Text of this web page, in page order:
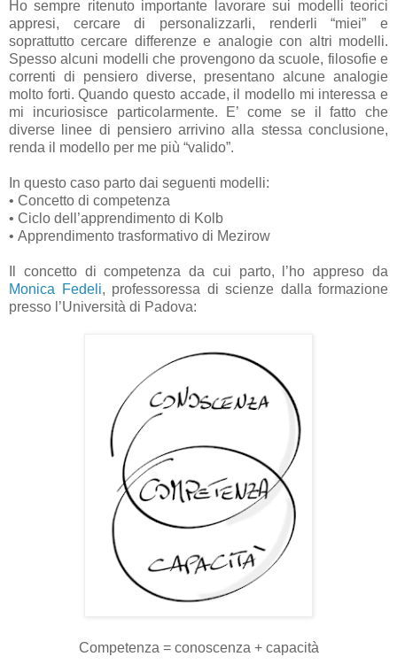
Ho sempre ritenuto importante lavorare sui modelli teorici
appresi, cercare di personalizzarli, renderli “miei” e
soprattutto cercare differenze e analogie con altri modelli.
Spesso alcuni modelli che provengono da scuole, filosofie e
correnti di pensiero diverse, presentano alcune analogie
molto forti. Quando questo accade, il modello mi interessa e
mi incuriosisce particolarmente. E’ come se il fatto che
diverse linee di pensiero arrivino alla stessa conclusione,
renda il modello per me più “valido”.
In questo caso parto dai seguenti modelli:
• Concetto di competenza
• Ciclo dell’apprendimento di Kolb
• Apprendimento trasformativo di Mezirow
Il concetto di competenza da cui parto, l’ho appreso da
Monica Fedeli, professoressa di scienze dalla formazione
presso l’Università di Padova:
Competenza = conoscenza + capacità